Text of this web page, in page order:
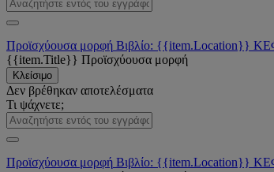
Προϊσχύουσα μορφή Βιβλίο: {{item.Location}}
{{item.Title}} Προϊσχύουσα μορφή
Κλείσιμο
Δεν βρέθηκαν αποτελέσματα
Τι ψάχνετε;
Προϊσχύουσα μορφή Βιβλίο: {{item.Location}}